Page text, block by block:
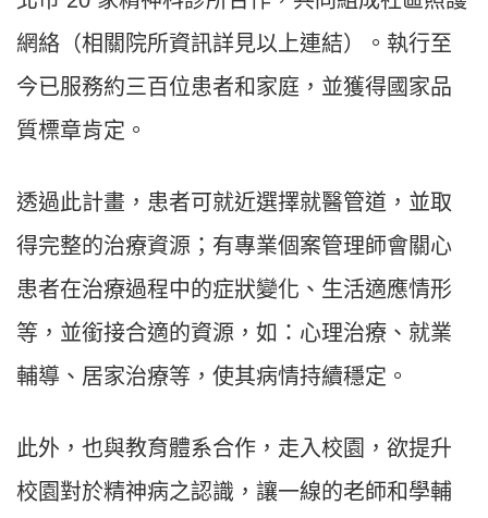
網絡（相關院所資訊詳見以上連結）。執行至
今已服務約三百位患者和家庭，並獲得國家品
質標章肯定。
透過此計畫，患者可就近選擇就醫管道，並取
得完整的治療資源；有專業個案管理師會關心
患者在治療過程中的症狀變化、生活適應情形
等，並銜接合適的資源，如：心理治療、就業
輔導、居家治療等，使其病情持續穩定。
此外，也與教育體系合作，走入校園，欲提升
校園對於精神病之認識，讓一線的老師和學輔